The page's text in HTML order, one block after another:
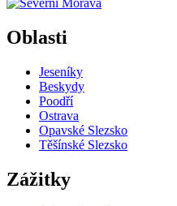
Oblasti
Jeseníky
Beskydy
Poodří
Ostrava
Opavské Slezsko
Těšínské Slezsko
Zážitky